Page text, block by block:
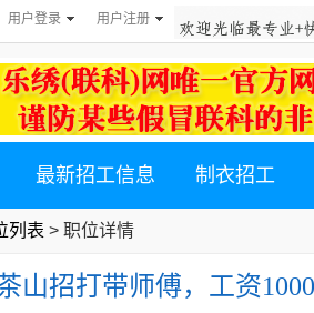
用户登录 用户注册
最新招工信息 制衣招工
列表 > 职位详情
山招打带师傅，工资